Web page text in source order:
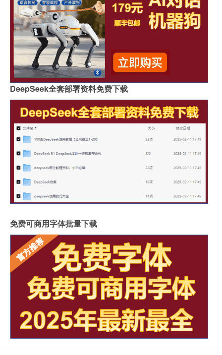
DeepSeek全套部署资料免费下载
免费可商用字体批量下载